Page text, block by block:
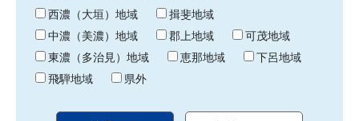
り 西濃（大垣）地域
揖斐地域
中濃（美濃）地域
郡上地域
可茂地域
東濃（多治見）地域
恵那地域
下呂地域
飛騨地域
県外